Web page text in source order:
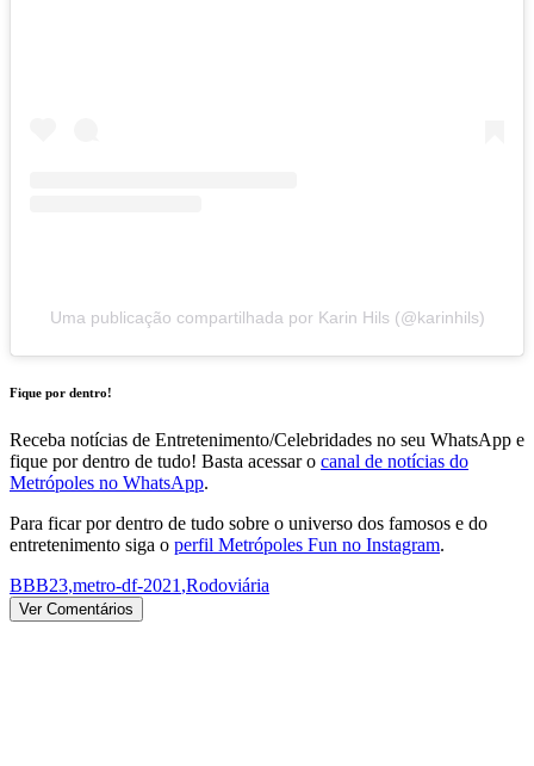
Uma publicação compartilhada por Karin Hils (@karinhils)
Fique por dentro!
Receba notícias de Entretenimento/Celebridades no seu WhatsApp e
fique por dentro de tudo! Basta acessar o canal de notícias do
Metrópoles no WhatsApp.
Para ficar por dentro de tudo sobre o universo dos famosos e do
entretenimento siga o perfil Metrópoles Fun no Instagram.
BBB23,metro-df-2021 ,Rodoviária
Ver Comentários